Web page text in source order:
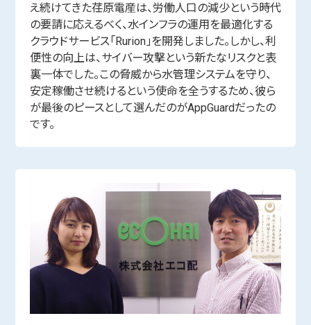
え続けてきた荏原電産は、労働人口の減少という時代
の要請に応えるべく、水インフラの運用を最適化する
クラウドサービス「Rurion」を開発しました。しかし、利
便性の向上は、サイバー攻撃という新たなリスクと表
裏一体でした。この脅威から水管理システムを守り、
安定稼働させ続けるという使命を全うするため、彼ら
が最後のピースとして選んだのがAppGuardだったの
です。